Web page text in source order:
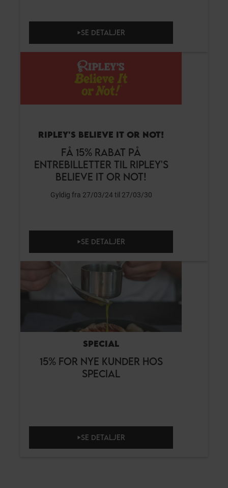
SE DETALJER
RIPLEY'S BELIEVE IT OR NOT!
FÅ 15% RABAT PÅ
ENTREBILLETTER TIL RIPLEY'S
BELIEVE IT OR NOT!
Gyldig fra 27/03/24 til 27/03/30
SE DETALJER
SPECIAL
15% FOR NYE KUNDER HOS
SPECIAL
SE DETALJER